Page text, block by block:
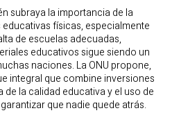
subraya la importancia de la
físicas, especialmente
de escuelas adecuadas,
educativos sigue siendo un
naciones. La ONU propone,
integral que combine inversiones
la calidad educativa y el uso de
que nadie quede atrás.